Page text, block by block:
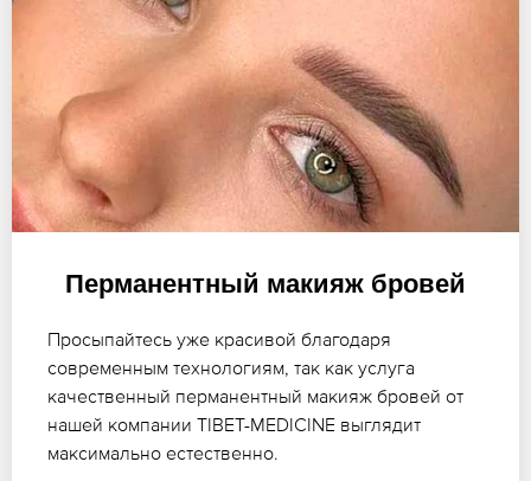
Перманентный макияж бровей
Просыпайтесь уже красивой благодаря
современным технологиям, так как услуга
качественный перманентный макияж бровей от
нашей компании TIBET-MEDICINE выглядит
максимально естественно.